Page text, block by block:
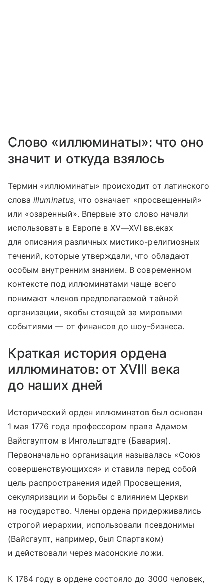
Слово «иллюминаты»: что оно
значит и откуда взялось
Термин «иллюминаты» происходит от латинского
словаilluminatus, что означает «просвещенный»
или «озаренный». Впервые это слово начали
использовать в Европе вXV—XVI вв.еках
для описания различных мистико-религиозных
течений, которые утверждали, что обладают
особым внутренним знанием. В современном
контексте под иллюминатами чаще всего
понимают членов предполагаемой тайной
организации, якобы стоящей за мировыми
событиями — от финансов до шоу-бизнеса.
Краткая история ордена
иллюминатов: от XVIII века
до наших дней
Исторический орден иллюминатов был основан
1 мая 1776 года профессором права Адамом
Вайсгауптом в Ингольштадте (Бавария).
Первоначально организация называлась «Союз
совершенствующихся» и ставила перед собой
цель распространения идей Просвещения,
секуляризации и борьбы с влиянием Церкви
на государство. Члены ордена придерживались
строгой иерархии, использовали псевдонимы
(Вайсгаупт, например, был Спартаком)
и действовали через масонские ложи.
К 1784 году в ордене состояло до 3000 человек,